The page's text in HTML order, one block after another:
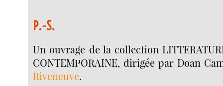
P.-S.
Un ouvrage de la collection
CONTEMPORAINE, dirigée par Doan
Riveneuve.